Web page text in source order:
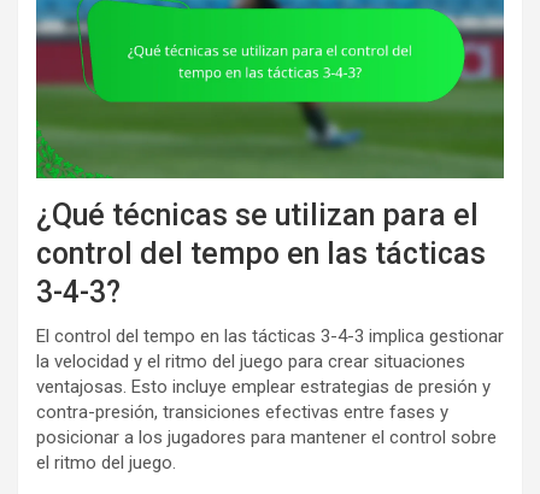
¿Qué técnicas se utilizan para el
control del tempo en las tácticas
3-4-3?
El control del tempo en las tácticas 3-4-3 implica gestionar
la velocidad y el ritmo del juego para crear situaciones
ventajosas. Esto incluye emplear estrategias de presión y
contra-presión, transiciones efectivas entre fases y
posicionar a los jugadores para mantener el control sobre
el ritmo del juego.